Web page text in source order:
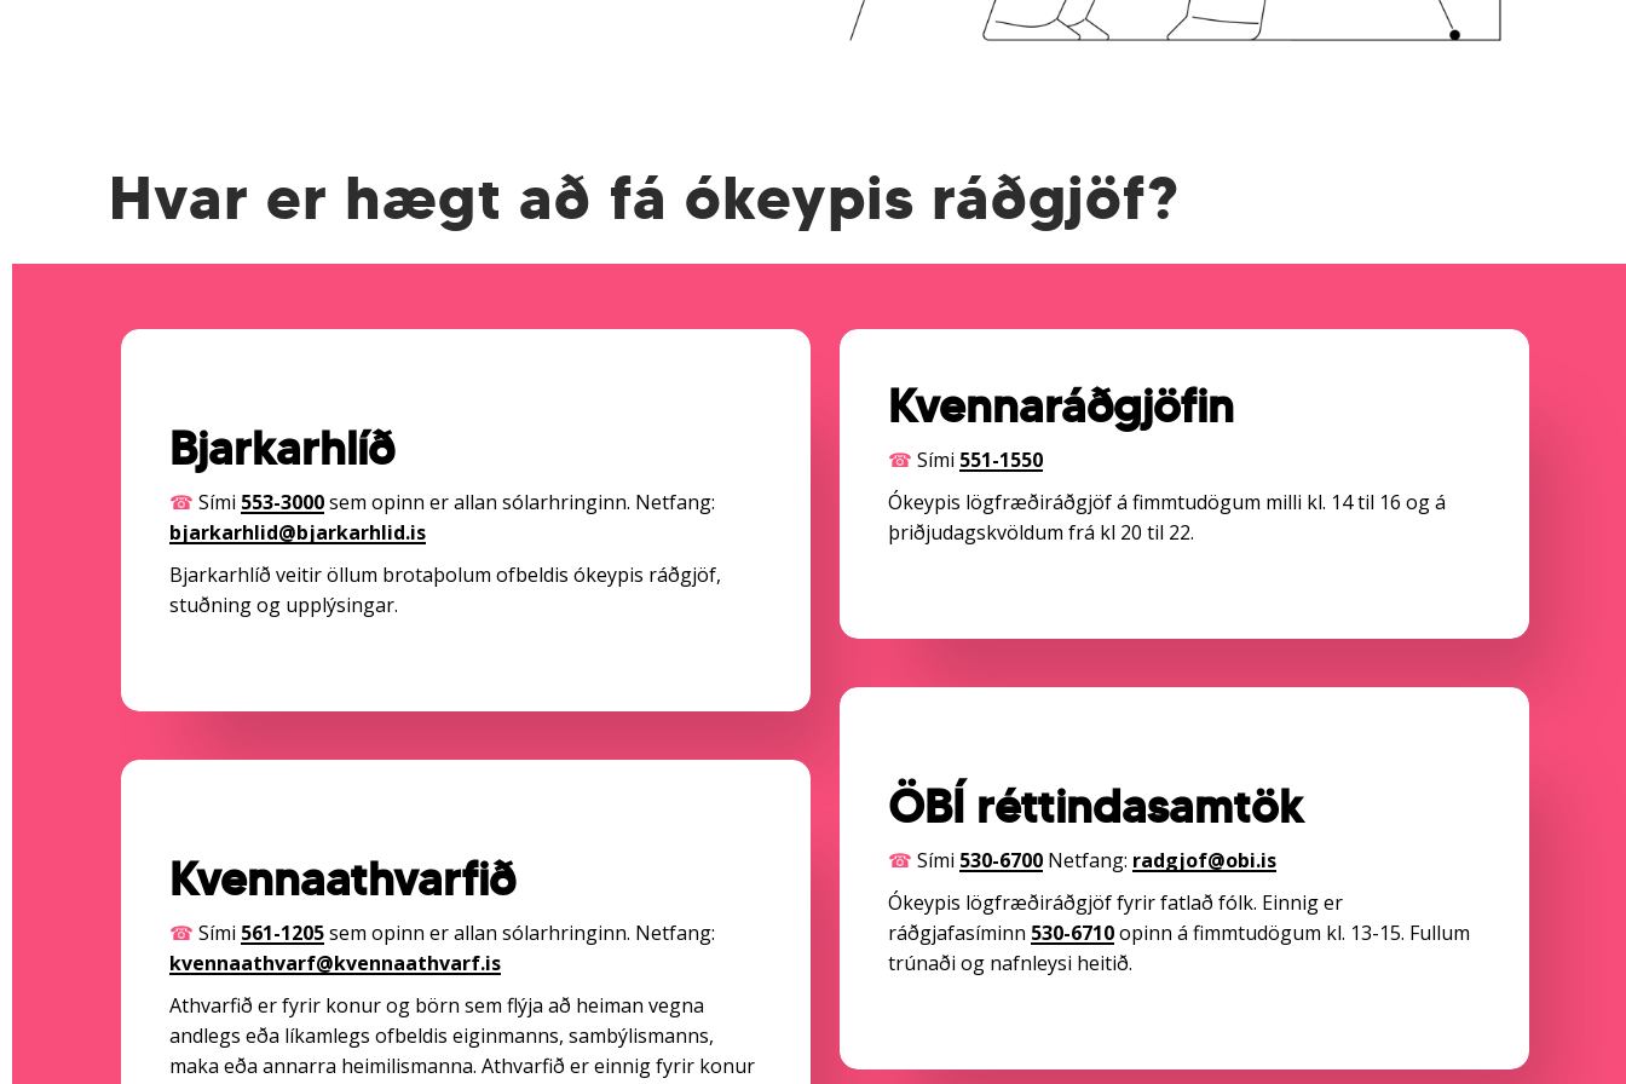
Hvar er hægt að fá ókeypis ráðgjöf?
Bjarkarhlíð
☎ Sími 553-3000sem opinn er allan sólarhringinn. Netfang:
bjarkarhlid@bjarkarhlid.is
Bjarkarhlíð veitir öllum brotaþolum ofbeldis ókeypis ráðgjöf,
stuðning og upplýsingar.
Kvennaathvarfið
☎ Sími 561-1205sem opinn er allan sólarhringinn. Netfang:
kvennaathvarf@kvennaathvarf.is
Athvarfið er fyrir konur og börn sem flýja að heiman vegna
andlegs eða líkamlegs ofbeldis eiginmanns, sambýlismanns,
maka eða annarra heimilismanna. Athvarfið er einnig fyrir konur
Kvennaráðgjöfin
☎ Sími 551-1550
Ókeypis lögfræðiráðgjöf á fimmtudögum milli kl. 14 til 16 og á
þriðjudagskvöldum frá kl 20 til 22.
ÖBÍ réttindasamtök
☎ Sími 530-6700Netfang: radgjof@obi.is
Ókeypis lögfræðiráðgjöf fyrir fatlað fólk. Einnig er
ráðgjafasíminn 530-6710opinn á fimmtudögum kl. 13-15. Fullum
trúnaði og nafnleysi heitið.